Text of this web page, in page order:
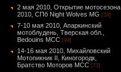
2 мая 2010, Открытие мотосезона
2010, СПб Night Wolves MG [59]
7-10 мая 2010, Апаркинский
мотоблудень, Тверская обл.,
Bedouins MCC [99]
14-16 мая 2010, Михайловский
Мотопикник II, Киногородк,
Братство Моторов MCC [73]